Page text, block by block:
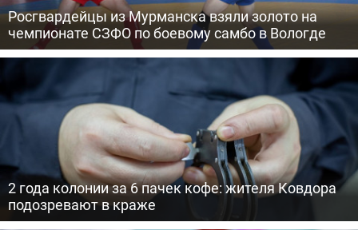
Росгвардейцы из Мурманска взяли золото на
чемпионате СЗФО по боевому самбо в Вологде
2 года колонии за 6 пачек кофе: жителя Ковдора
подозревают в краже